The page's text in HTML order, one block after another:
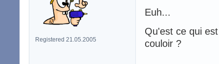
Registered 21.05.2005
Euh...
Qu'est ce qui
couloir ?